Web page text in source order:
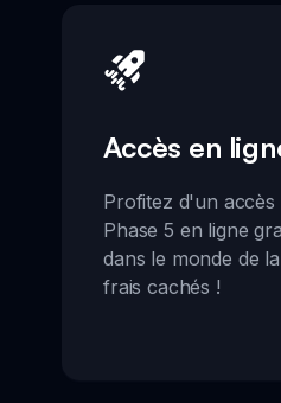
Accès en
Profitez d'un
Phase 5 en ligne
dans le monde de
frais cachés !